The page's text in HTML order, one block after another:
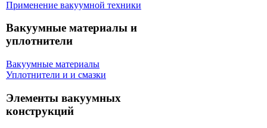
Применение вакуумной техники
Вакуумные материалы и
уплотнители
Вакуумные материалы
Уплотнители и и смазки
Элементы вакуумных
конструкций